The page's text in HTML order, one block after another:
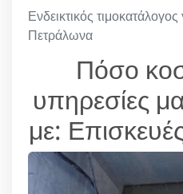
Ενδεικτικός
Πετράλωνα
Πόσο
υπηρεσίες
με: